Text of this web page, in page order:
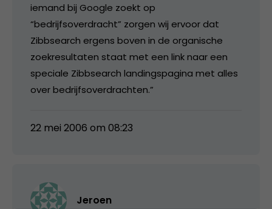
iemand bij Google zoekt op
“bedrijfsoverdracht” zorgen wij ervoor dat
Zibbsearch ergens boven in de organische
zoekresultaten staat met een link naar een
speciale Zibbsearch landingspagina met alles
over bedrijfsoverdrachten.”
22 mei 2006 om 08:23
Jeroen